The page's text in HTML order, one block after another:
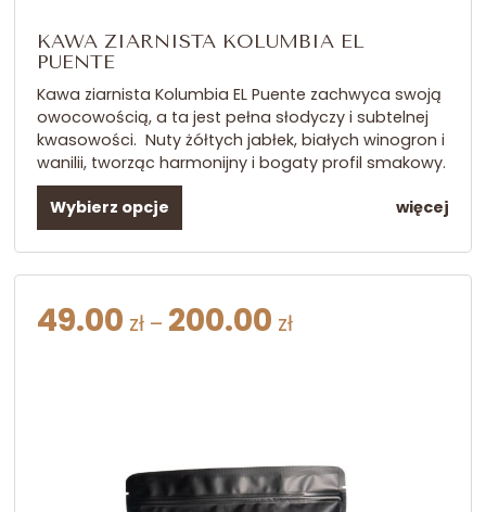
KAWA ZIARNISTA KOLUMBIA EL
PUENTE
Kawa ziarnista Kolumbia EL Puente zachwyca swoją
owocowością, a ta jest pełna słodyczy i subtelnej
kwasowości. Nuty żółtych jabłek, białych winogron i
wanilii, tworząc harmonijny i bogaty profil smakowy.
Wybierz opcje więcej
49.00 zł – 200.00 zł
200.00zł